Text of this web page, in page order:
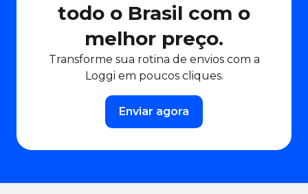
todo o Brasil com o
melhor preço.
Transforme sua rotina de envios com a
Loggi em poucos cliques.
Enviar agora